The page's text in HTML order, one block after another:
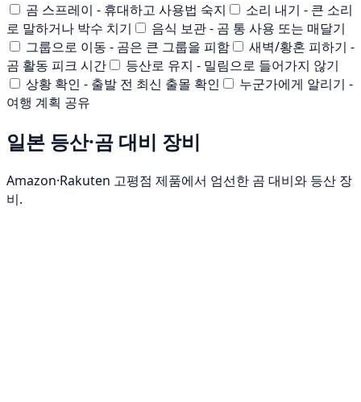
곰 스프레이 - 휴대하고 사용법 숙지
소리 내기 - 큰 소리
로 말하거나 박수 치기
음식 보관 - 곰 통 사용 또는 매달기
그룹으로 이동 - 곰은 큰 그룹을 피함
새벽/황혼 피하기 -
곰 활동 피크 시간
등산로 유지 - 밀림으로 들어가지 않기
상황 확인 - 출발 전 최신 출몰 확인
누군가에게 알리기 -
여행 계획 공유
일본 등산·곰 대비 장비
Amazon·Rakuten 고평점 제품에서 엄선한 곰 대비와 등산 장
비.